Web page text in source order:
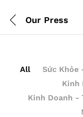
Our Press
All Sức Khỏe
Kinh
Kinh Doanh -